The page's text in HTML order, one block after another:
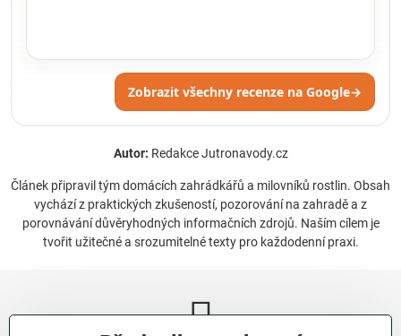
Zobrazit všechny recenze na Google→
Autor: Redakce Jutronavody.cz
Článek připravil tým domácích zahrádkářů a milovníků rostlin. Obsah
vychází z praktických zkušeností, pozorování na zahradě a z
porovnávání důvěryhodných informačních zdrojů. Naším cílem je
tvořit užitečné a srozumitelné texty pro každodenní praxi.